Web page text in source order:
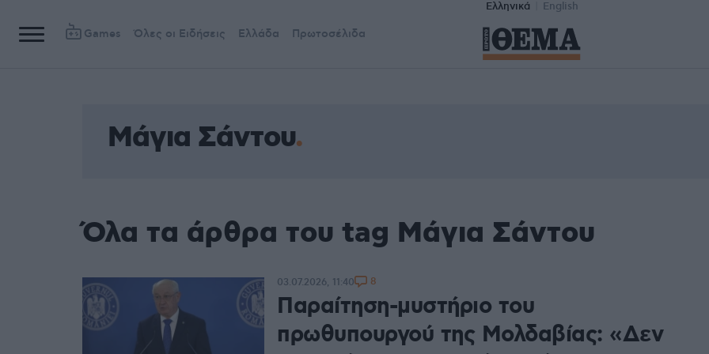
Ελληνικά English
Games Όλες οι Ειδήσεις Ελλάδα Πρωτοσέλιδα
Μάγια Σάντου
Όλα τα άρθρα του tag Μάγια Σάντου
Παραίτηση-μυστήριο του
πρωθυπουργού της Μολδαβίας: «Δεν
03.07.2026, 11:40 8